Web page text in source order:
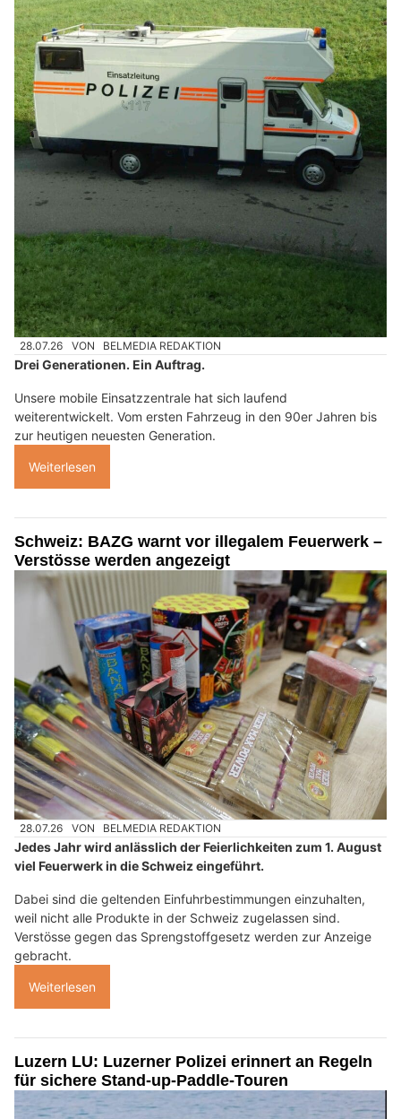
28.07.26 VON BELMEDIA REDAKTION
Drei Generationen. Ein Auftrag.
Unsere mobile Einsatzzentrale hat sich laufend
weiterentwickelt. Vom ersten Fahrzeug in den 90er Jahren bis
zur heutigen neuesten Generation.
Weiterlesen
Schweiz: BAZG warnt vor illegalem Feuerwerk –
Verstösse werden angezeigt
28.07.26 VON BELMEDIA REDAKTION
Jedes Jahr wird anlässlich der Feierlichkeiten zum 1. August
viel Feuerwerk in die Schweiz eingeführt.
Dabei sind die geltenden Einfuhrbestimmungen einzuhalten,
weil nicht alle Produkte in der Schweiz zugelassen sind.
Verstösse gegen das Sprengstoffgesetz werden zur Anzeige
gebracht.
Weiterlesen
Luzern LU: Luzerner Polizei erinnert an Regeln
für sichere Stand-up-Paddle-Touren